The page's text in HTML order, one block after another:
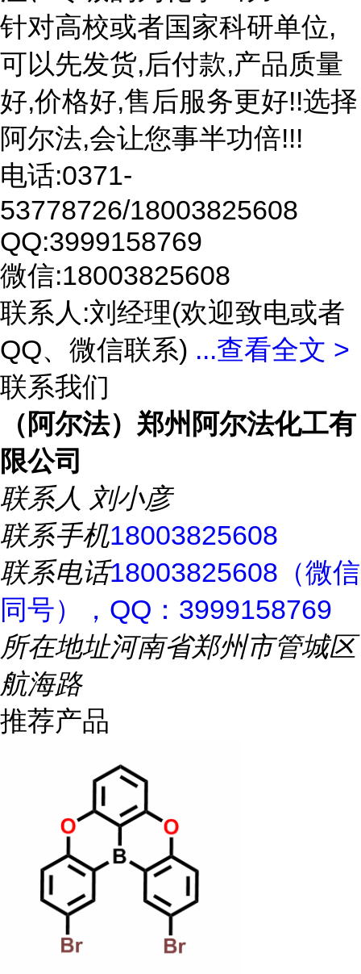
针对高校或者国家科研单位,
可以先发货,后付款,产品质量
好,价格好,售后服务更好!!选择
阿尔法,会让您事半功倍!!!
电话:0371-
53778726/18003825608
QQ:3999158769
微信:18003825608
联系人:刘经理(欢迎致电或者
QQ、微信联系) ...查看全文 >
联系我们
（阿尔法）郑州阿尔法化工有
限公司
联系人 刘小彦
联系手机18003825608
联系电话18003825608（微信
同号），QQ：3999158769
所在地址河南省郑州市管城区
航海路
推荐产品